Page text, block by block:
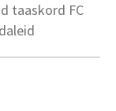
taaskord FC